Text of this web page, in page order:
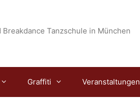
Breakdance Tanzschule in München
Graffiti Veranstaltungen